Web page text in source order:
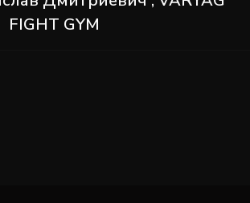
FIGHT GYM